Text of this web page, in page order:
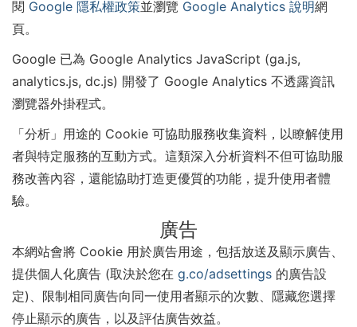
閱 Google 隱私權政策並瀏覽 Google Analytics 說明網
頁。
Google 已為 Google Analytics JavaScript (ga.js,
analytics.js, dc.js) 開發了 Google Analytics 不透露資訊
瀏覽器外掛程式。
「分析」用途的 Cookie 可協助服務收集資料，以瞭解使用
者與特定服務的互動方式。這類深入分析資料不但可協助服
務改善內容，還能協助打造更優質的功能，提升使用者體
驗。
廣告
本網站會將 Cookie 用於廣告用途，包括放送及顯示廣告、
提供個人化廣告 (取決於您在 g.co/adsettings 的廣告設
定)、限制相同廣告向同一使用者顯示的次數、隱藏您選擇
停止顯示的廣告，以及評估廣告效益。